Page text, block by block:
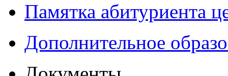
Памятка абитуриента
Дополнительное